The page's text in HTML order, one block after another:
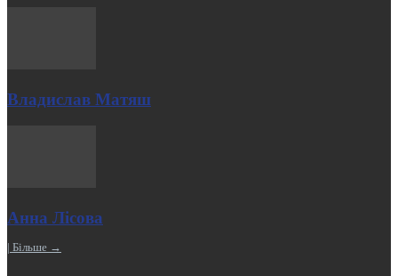
Владислав Матяш
Анна Лісова
| Більше →